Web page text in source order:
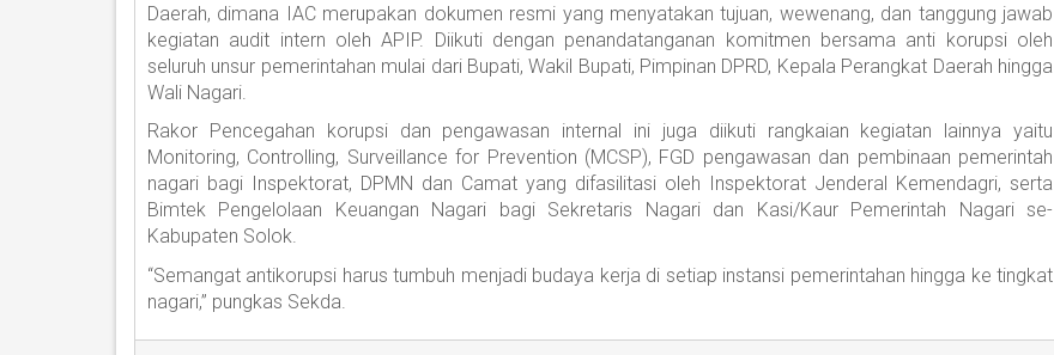
Daerah, dimana IAC merupakan dokumen resmi yang menyatakan tujuan, wewenang, dan tanggung jawab
kegiatan audit intern oleh APIP. Diikuti dengan penandatanganan komitmen bersama anti korupsi oleh
seluruh unsur pemerintahan mulai dari Bupati, Wakil Bupati, Pimpinan DPRD, Kepala Perangkat Daerah hingga
Wali Nagari.
Rakor Pencegahan korupsi dan pengawasan internal ini juga diikuti rangkaian kegiatan lainnya yaitu
Monitoring, Controlling, Surveillance for Prevention (MCSP), FGD pengawasan dan pembinaan pemerintah
nagari bagi Inspektorat, DPMN dan Camat yang difasilitasi oleh Inspektorat Jenderal Kemendagri, serta
Bimtek Pengelolaan Keuangan Nagari bagi Sekretaris Nagari dan Kasi/Kaur Pemerintah Nagari se-
Kabupaten Solok.
“Semangat antikorupsi harus tumbuh menjadi budaya kerja di setiap instansi pemerintahan hingga ke tingkat
nagari,” pungkas Sekda.